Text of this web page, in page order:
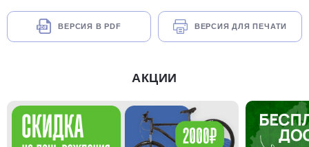
ВЕРСИЯ В PDF ВЕРСИЯ ДЛЯ ПЕЧАТИ
АКЦИИ